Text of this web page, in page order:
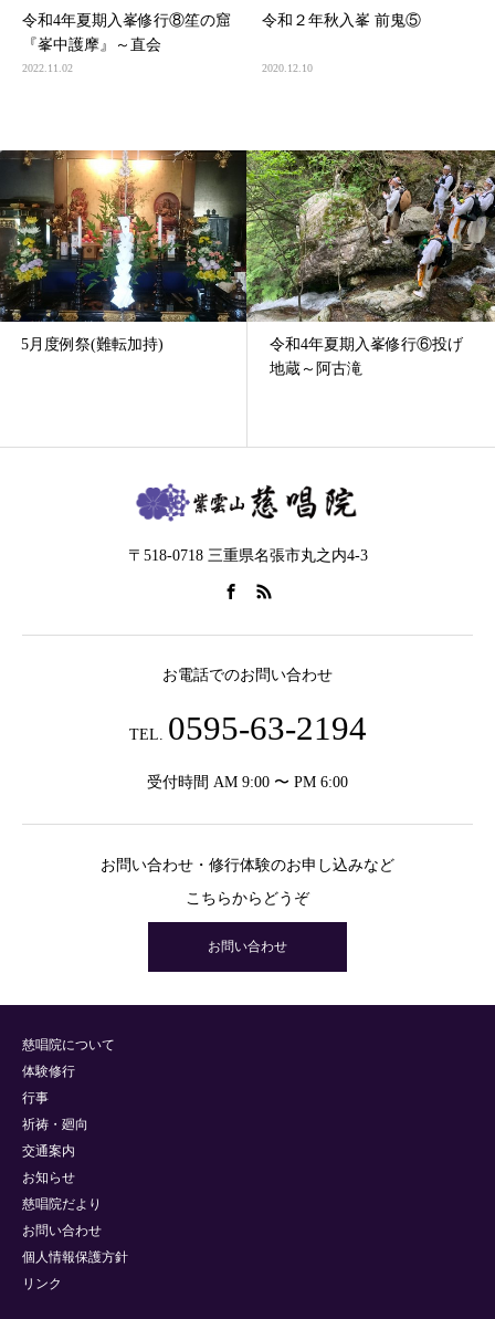
令和4年夏期入峯修行⑧笙の窟
『峯中護摩』～直会
2022.11.02
令和２年秋入峯 前鬼⑤
2020.12.10
(難転加持)
令和4年夏期入峯修行⑥投げ
地蔵～阿古滝
令和三
〒518-0718 三重県名張市丸之内4-3
お電話でのお問い合わせ
TEL. 0595-63-2194
受付時間 AM 9:00 〜 PM 6:00
お問い合わせ・修行体験のお申し込みなど
こちらからどうぞ
お問い合わせ
慈唱院について
体験修行
行事
祈祷・廻向
交通案内
お知らせ
慈唱院だより
お問い合わせ
個人情報保護方針
リンク